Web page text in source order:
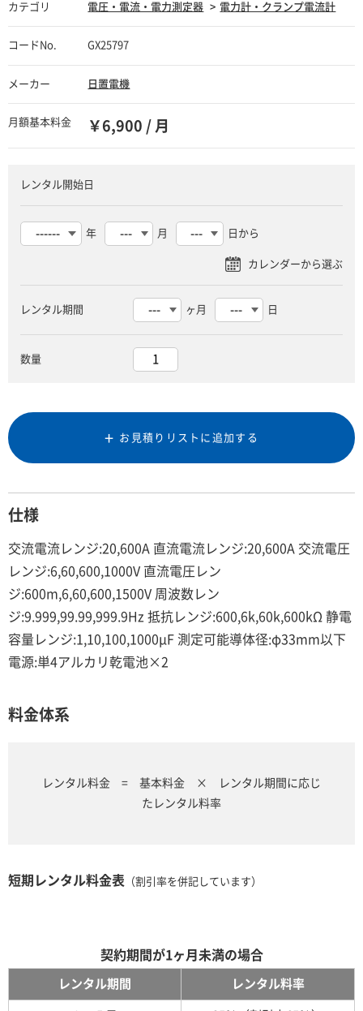
カテゴリ 電圧・電流・電力測定器 電力計・クランプ電流計
コードNo. GX25797
メーカー 日置電機
月額基本料金 ￥6,900 / 月
レンタル開始日
年 月 日から
レンタル期間 ヶ月 日
数量
お見積りリストに追加する
仕様
交流電流レンジ:20,600A 直流電流レンジ:20,600A 交流電圧
レンジ:6,60,600,1000V 直流電圧レン
ジ:600m,6,60,600,1500V 周波数レン
ジ:9.999,99.99,999.9Hz 抵抗レンジ:600,6k,60k,600kΩ 静電
容量レンジ:1,10,100,1000μF 測定可能導体径:φ33mm以下
電源:単4アルカリ乾電池×2
料金体系
レンタル料金 = 基本料金 × レンタル期間に応じ
たレンタル料率
短期レンタル料金表 （割引率を併記しています）
契約期間が1ヶ月未満の場合
レンタル期間 レンタル料率